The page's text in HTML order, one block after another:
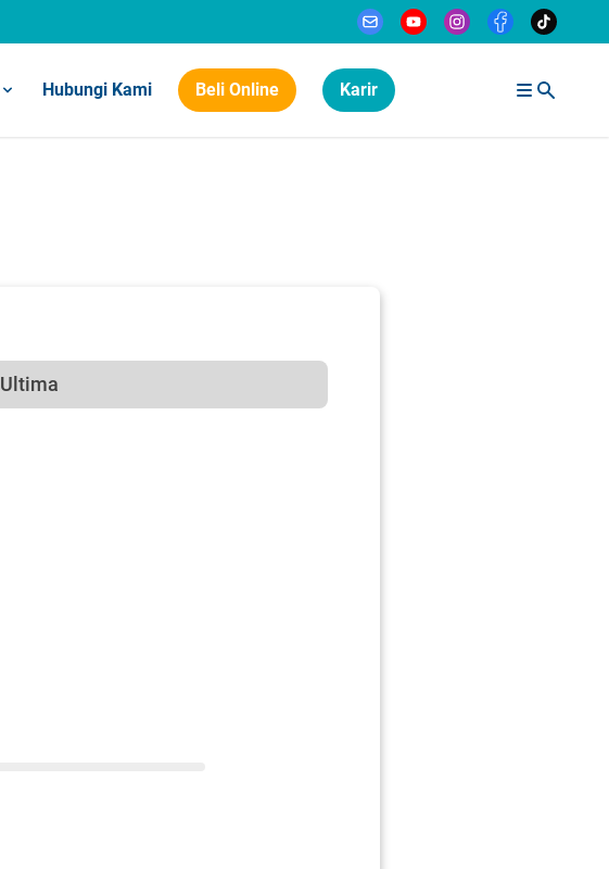
Hubungi Kami Beli Online Karir